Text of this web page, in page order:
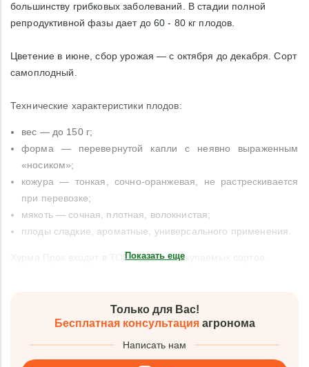
большинству грибковых заболеваний. В стадии полной
репродуктивной фазы дает до 60 - 80 кг плодов.
Цветение в июне, сбор урожая — с октября до декабря. Сорт
самоплодный.
Технические характеристики плодов:
вес — до 150 г;
форма — перевернутой капли с неявно выраженным
«носиком»;
кожура — тонкая, сочно-оранжевая, не растрескивается
при перевозке;
мякоть — сочная, плотная, волокнистая;
плоды сладкие, ароматные, универсального применения.
Хурма Прок входит в ТОП-5 самых покупаемых сортов.
Показать еще
Только для Вас!
Бесплатная консультацияагронома
Написать нам